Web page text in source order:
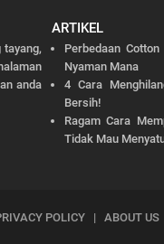
tayang,
anda
ARTIKEL
Perbedaan
Nyaman Mana
4 Cara
Bersih!
Ragam Cara
Tidak Mau
POLICY | ABOUT US